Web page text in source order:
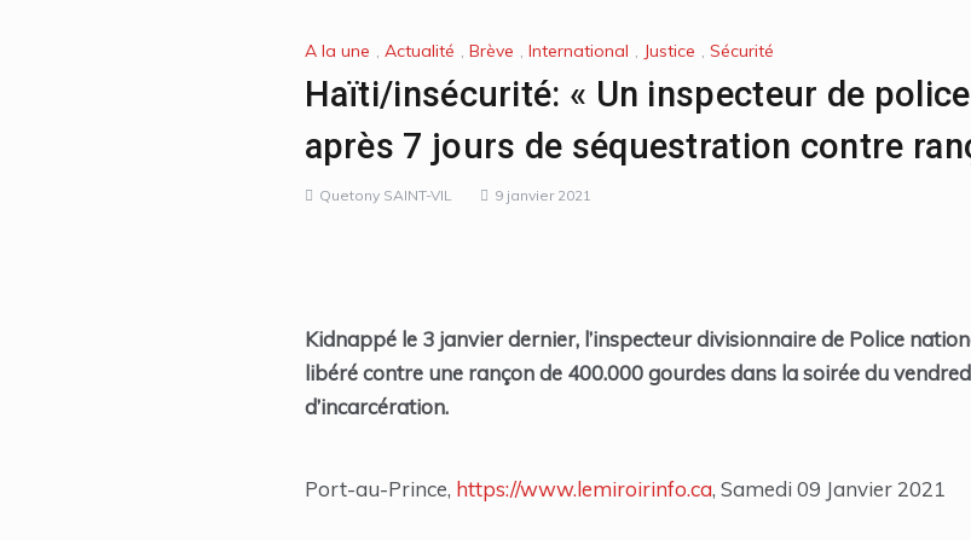
A la une , Actualité , Brève , International , Justice , Sécurité
Haïti/insécurité: « Un inspecteur de
après 7 jours de séquestration contre
Quetony SAINT-VIL 9 janvier 2021
Kidnappé le 3 janvier dernier, l’inspecteur divisionnaire de Police
libéré contre une rançon de 400.000 gourdes dans la soirée du
d’incarcération.
Port-au-Prince, https://www.lemiroirinfo.ca, Samedi 09 Janvier 2021